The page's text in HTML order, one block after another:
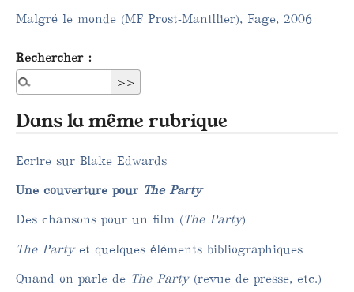
Malgré le monde (MF Prost-Manillier), Fage, 2006
Rechercher :
Dans la même rubrique
Ecrire sur Blake Edwards
Une couverture pour The Party
Des chansons pour un film (The Party)
The Partyet quelques éléments bibliographiques
Quand on parle de The Party(revue de presse, etc.)